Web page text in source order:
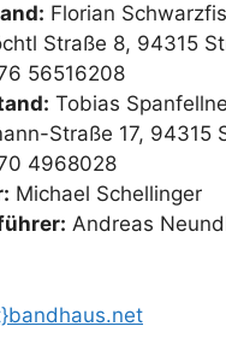
Florian
Straße 8, 94315
56516208
Tobias
Straße 17, 94315
4968028
Michael Schellinger
Andreas